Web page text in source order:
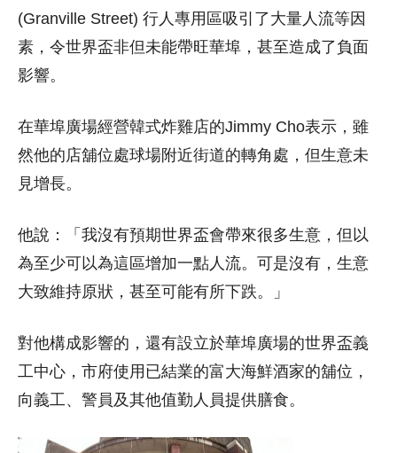
(Granville Street) 行人專用區吸引了大量人流等因
素，令世界盃非但未能帶旺華埠，甚至造成了負面
影響。
在華埠廣場經營韓式炸雞店的Jimmy Cho表示，雖
然他的店舖位處球場附近街道的轉角處，但生意未
見增長。
他說：「我沒有預期世界盃會帶來很多生意，但以
為至少可以為這區增加一點人流。可是沒有，生意
大致維持原狀，甚至可能有所下跌。」
對他構成影響的，還有設立於華埠廣場的世界盃義
工中心，市府使用已結業的富大海鮮酒家的舖位，
向義工、警員及其他值勤人員提供膳食。